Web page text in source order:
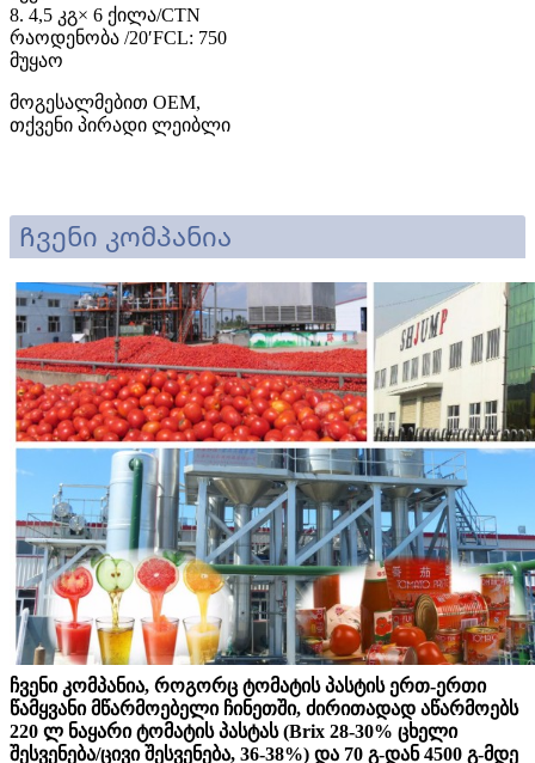
8. 4,5 კგ× 6 ქილა/CTN
რაოდენობა /20′FCL: 750
მუყაო
მოგესალმებით OEM,
თქვენი პირადი ლეიბლი
Ჩვენი კომპანია
ჩვენი კომპანია, როგორც ტომატის პასტის ერთ-ერთი
წამყვანი მწარმოებელი ჩინეთში, ძირითადად აწარმოებს
220 ლ ნაყარი ტომატის პასტას (Brix 28-30% ცხელი
შესვენება/ცივი შესვენება, 36-38%) და 70 გ-დან 4500 გ-მდე